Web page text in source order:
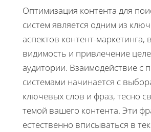
Оптимизация контента для
систем является одним из
аспектов контент-
видимость и привлечение
аудитории. Взаимодействие с
системами начинается с
ключевых слов и фраз, тесно
темой вашего контента. Эти
естественно вписываться в